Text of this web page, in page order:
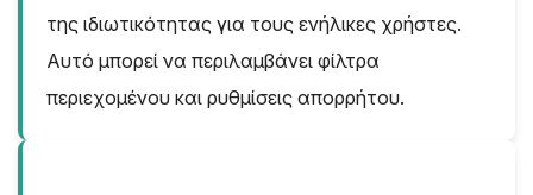
της ιδιωτικότητας για τους ενήλικες χρήστες.
Αυτό μπορεί να περιλαμβάνει φίλτρα
περιεχομένου και ρυθμίσεις απορρήτου.